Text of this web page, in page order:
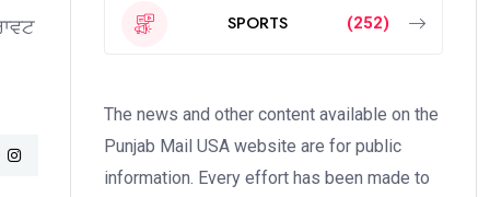
SPORTS (252)
The news and other content available on the
Punjab Mail USA website are for public
information. Every effort has been made to